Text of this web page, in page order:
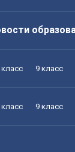
класс 9 класс
класс 9 класс